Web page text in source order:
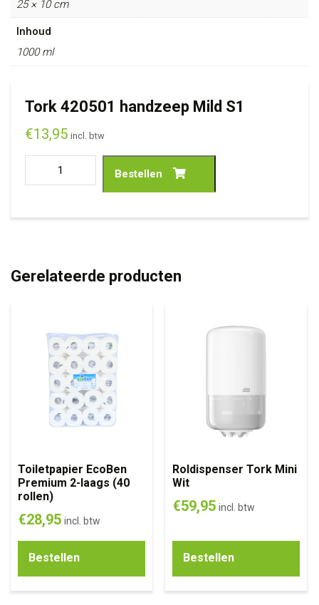
25 × 10 cm
Inhoud
1000 ml
Tork 420501 handzeep Mild S1
€13,95 incl. btw
Bestellen
Gerelateerde producten
Toiletpapier EcoBen
Premium 2-laags (40
rollen)
€28,95 incl. btw
Bestellen
Roldispenser Tork Mini
Wit
€59,95 incl. btw
Bestellen